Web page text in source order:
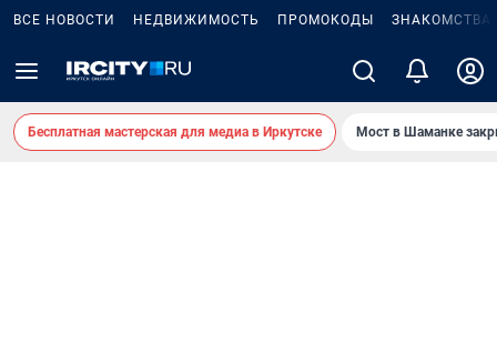
ВСЕ НОВОСТИ НЕДВИЖИМОСТЬ ПРОМОКОДЫ ЗНАКОМСТВА
Бесплатная мастерская для медиа в Иркутске Мост в Шаманке